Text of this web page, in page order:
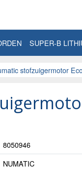
SUPER-B
stofzuigermotor
8050946
NUMATIC